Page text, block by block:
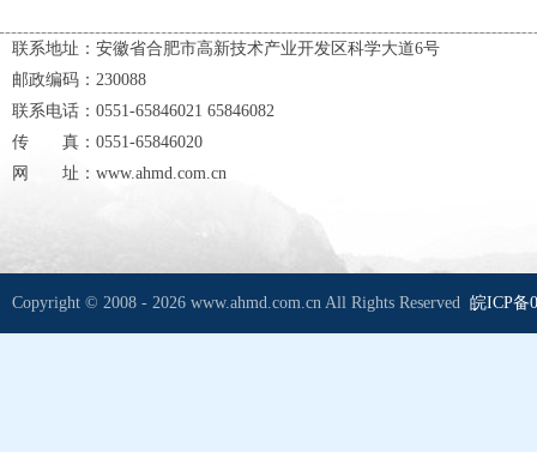
联系地址：安徽省合肥市高新技术产业开发区科学大道6号
邮政编码：230088
联系电话：0551-65846021 65846082
传 真：0551-65846020
网 址：www.ahmd.com.cn
Copyright © 2008 - 2026 www.ahmd.com.cn All Rights Reserved 皖ICP备